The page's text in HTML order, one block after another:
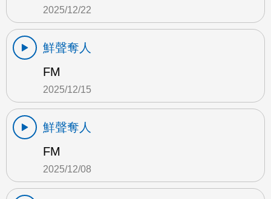
2025/12/22
鮮聲奪人
FM
2025/12/15
鮮聲奪人
FM
2025/12/08